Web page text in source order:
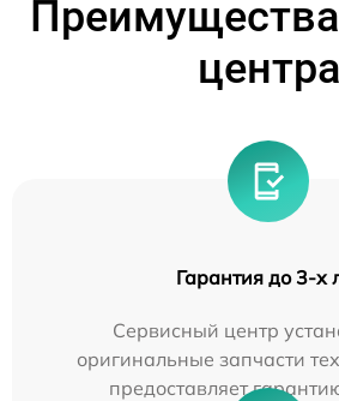
центра
Гарантия до 3-х
Сервисный центр
оригинальные запчасти
предоставляет